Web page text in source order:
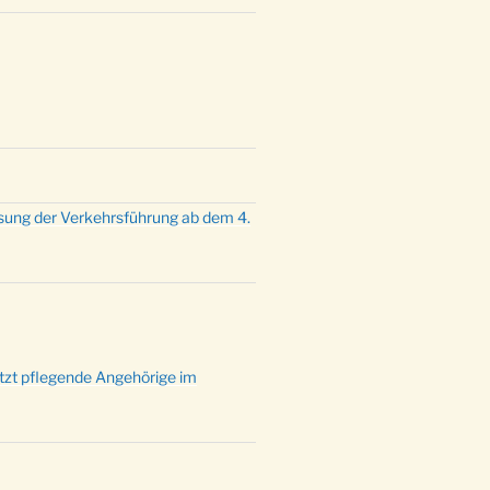
mit der ev. Jugend in der
der Verkehrsführung ab dem 4.
pflegende Angehörige im